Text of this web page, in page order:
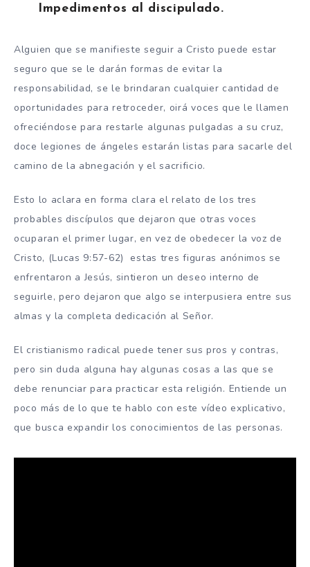
Impedimentos al discipulado.
Alguien que se manifieste seguir a Cristo puede estar
seguro que se le darán formas de evitar la
responsabilidad, se le brindaran cualquier cantidad de
oportunidades para retroceder, oirá voces que le llamen
ofreciéndose para restarle algunas pulgadas a su cruz,
doce legiones de ángeles estarán listas para sacarle del
camino de la abnegación y el sacrificio.
Esto lo aclara en forma clara el relato de los tres
probables discípulos que dejaron que otras voces
ocuparan el primer lugar, en vez de obedecer la voz de
Cristo, (Lucas 9:57-62) estas tres figuras anónimos se
enfrentaron a Jesús, sintieron un deseo interno de
seguirle, pero dejaron que algo se interpusiera entre sus
almas y la completa dedicación al Señor.
El cristianismo radical puede tener sus pros y contras,
pero sin duda alguna hay algunas cosas a las que se
debe renunciar para practicar esta religión. Entiende un
poco más de lo que te hablo con este vídeo explicativo,
que busca expandir los conocimientos de las personas.